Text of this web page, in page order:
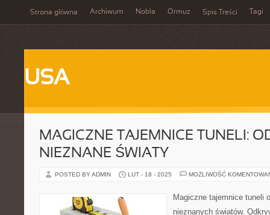
Strona główna Archiwum Nobla Ormuz Spis Treści Tagi
USA
MAGICZNE TAJEMNICE TUNELI:
NIEZNANE ŚWIATY
POSTED BY ADMIN LUT - 18 - 2025 MOŻLIWOŚĆ
Magiczne tajemnice tuneli
nieznanych światów.